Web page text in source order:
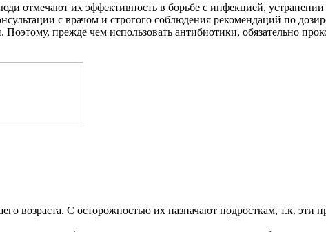
отмечают их эффективность в борьбе с инфекцией,
с врачом и строгого соблюдения рекомендаций по
прежде чем использовать антибиотики, обязательно
возраста. С осторожностью их назначают подросткам, т.к. эти